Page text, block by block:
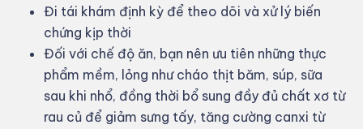
Đi tái khám định kỳ để theo dõi và xử lý biến
chứng kịp thời
Đối với chế độ ăn, bạn nên ưu tiên những thực
phẩm mềm, lỏng như cháo thịt băm, súp, sữa
sau khi nhổ, đồng thời bổ sung đầy đủ chất xơ từ
rau củ để giảm sưng tấy, tăng cường canxi từ